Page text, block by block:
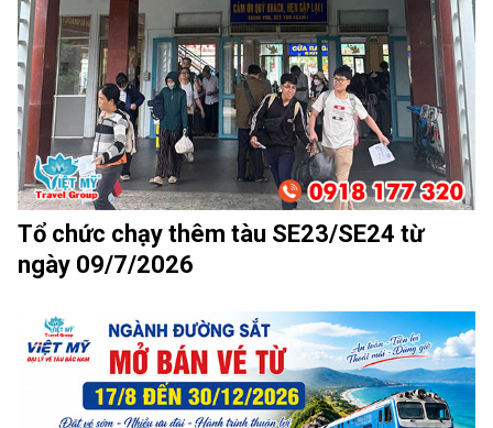
Tổ chức chạy thêm tàu SE23/SE24 từ
ngày 09/7/2026